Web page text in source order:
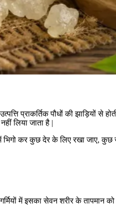
प्राकर्तिक पौधों की
लिया जाता है |
भिगो कर कुछ देर के लिए रखा जाए,
में इसका सेवन शरीर के